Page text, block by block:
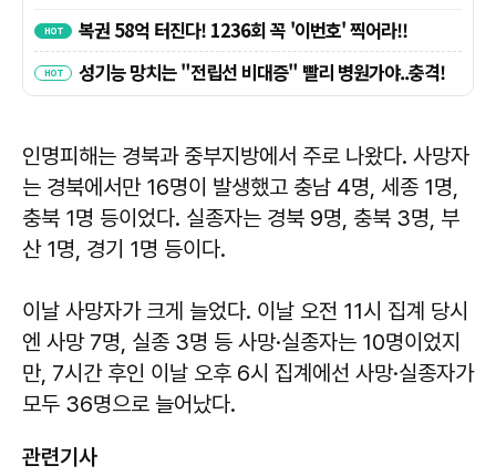
인명피해는 경북과 중부지방에서 주로 나왔다. 사망자
는 경북에서만 16명이 발생했고 충남 4명, 세종 1명,
충북 1명 등이었다. 실종자는 경북 9명, 충북 3명, 부
산 1명, 경기 1명 등이다.
이날 사망자가 크게 늘었다. 이날 오전 11시 집계 당시
엔 사망 7명, 실종 3명 등 사망·실종자는 10명이었지
만, 7시간 후인 이날 오후 6시 집계에선 사망·실종자가
모두 36명으로 늘어났다.
관련기사